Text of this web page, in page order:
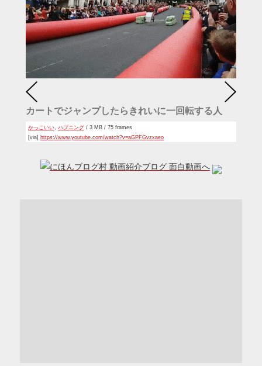
カートでジャンプしたらきれいに一回転する人
かっこいい, ハプニング / 3 MB / 75 frames
[via] https://www.youtube.com/watch?v=aGPFGvzxaeo